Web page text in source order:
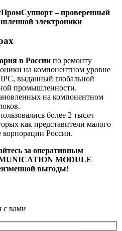
– проверенный
электроники
в России по ремонту
на компонентном уровне
выданный глобальной
промышленности.
на компонентном
более 2 тысяч
как представители малого
корпорации России.
за оперативным
MODULE
выгоды!
с вами